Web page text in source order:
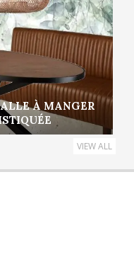
À MANGER
VIEW ALL